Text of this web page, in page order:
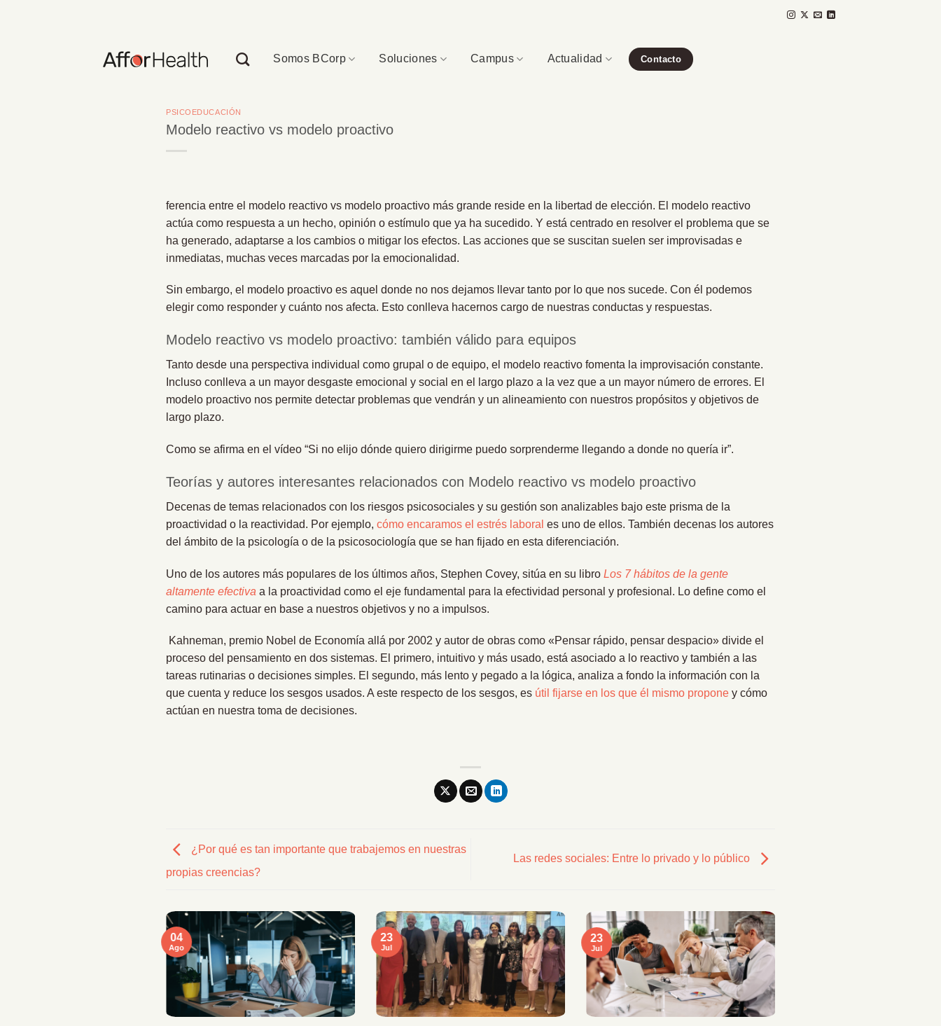
Somos BCorp
Soluciones Campus Actualidad Contacto
PSICOEDUCACIÓN
Modelo reactivo vs modelo proactivo
ferencia entre el modelo reactivo vs modelo proactivo más grande reside en la libertad de elección. El modelo reactivo
actúa como respuesta a un hecho, opinión o estímulo que ya ha sucedido. Y está centrado en resolver el problema que se
ha generado, adaptarse a los cambios o mitigar los efectos. Las acciones que se suscitan suelen ser improvisadas e
inmediatas, muchas veces marcadas por la emocionalidad.
Sin embargo, el modelo proactivo es aquel donde no nos dejamos llevar tanto por lo que nos sucede. Con él podemos
elegir como responder y cuánto nos afecta. Esto conlleva hacernos cargo de nuestras conductas y respuestas.
Modelo reactivo vs modelo proactivo: también válido para equipos
Tanto desde una perspectiva individual como grupal o de equipo, el modelo reactivo fomenta la improvisación constante.
Incluso conlleva a un mayor desgaste emocional y social en el largo plazo a la vez que a un mayor número de errores. El
modelo proactivo nos permite detectar problemas que vendrán y un alineamiento con nuestros propósitos y objetivos de
largo plazo.
Como se afirma en el vídeo “Si no elijo dónde quiero dirigirme puedo sorprenderme llegando a donde no quería ir”.
Teorías y autores interesantes relacionados con Modelo reactivo vs modelo proactivo
Decenas de temas relacionados con los riesgos psicosociales y su gestión son analizables bajo este prisma de la
proactividad o la reactividad. Por ejemplo, cómo encaramos el estrés laboral es uno de ellos. También decenas los autores
del ámbito de la psicología o de la psicosociología que se han fijado en esta diferenciación.
Uno de los autores más populares de los últimos años, Stephen Covey, sitúa en su libro Los 7 hábitos de la gente
altamente efectiva a la proactividad como el eje fundamental para la efectividad personal y profesional. Lo define como el
camino para actuar en base a nuestros objetivos y no a impulsos.
Kahneman, premio Nobel de Economía allá por 2002 y autor de obras como «Pensar rápido, pensar despacio» divide el
proceso del pensamiento en dos sistemas. El primero, intuitivo y más usado, está asociado a lo reactivo y también a las
tareas rutinarias o decisiones simples. El segundo, más lento y pegado a la lógica, analiza a fondo la información con la
que cuenta y reduce los sesgos usados. A este respecto de los sesgos, es útil fijarse en los que él mismo propone y cómo
actúan en nuestra toma de decisiones.
¿Por qué es tan importante que trabajemos en nuestras
propias creencias?
Las redes sociales: Entre lo privado y lo público
04
Ago
23
Jul
23
Jul